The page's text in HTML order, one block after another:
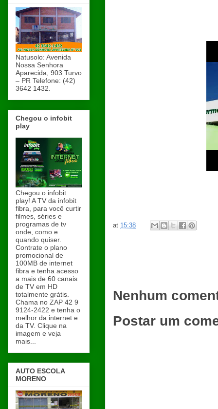
at 15:38
Nenhum
Postar um
Natusolo: Avenida
Nossa Senhora
Aparecida, 903 Turvo
– PR Telefone: (42)
3642 1432.
Chegou o infobit
play
Chegou o infobit
play! A TV da infobit
fibra, para você curtir
filmes, séries e
programas de tv
onde, como e
quando quiser.
Contrate o plano
promocional de
100MB de internet
fibra e tenha acesso
a mais de 60 canais
de TV em HD
totalmente grátis.
Chama no ZAP 42 9
9124-2422 e tenha o
melhor da internet e
da TV. Clique na
imagem e veja
mais...
AUTO ESCOLA
MORENO